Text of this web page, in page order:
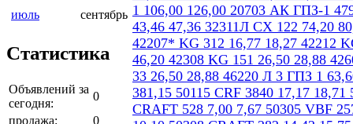
июль
сентябрь
Статистика
Объявлений за
сегодня:
0
продажа:
0